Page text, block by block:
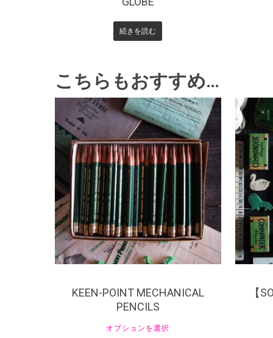
続きを読む
こちらもおすすめ…
1,100 ¥1,980
KEEN-POINT MECHANICAL
PENCILS
オプションを選択
¥
【